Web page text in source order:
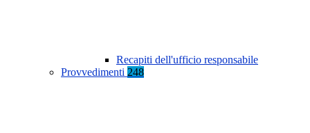
Recapiti dell'ufficio responsabile
Provvedimenti 248